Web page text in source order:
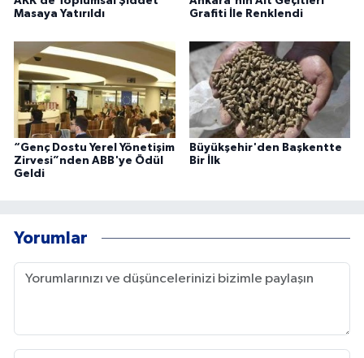
Masaya Yatırıldı
Grafiti İle Renklendi
“Genç Dostu Yerel Yönetişim
Zirvesi”nden ABB'ye Ödül
Geldi
Büyükşehir'den Başkentte
Bir İlk
Yorumlar